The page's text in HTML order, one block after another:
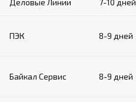
Деловые Линии 7-10 дней
ПЭК 8-9 дней
Байкал Сервис 8-9 дней